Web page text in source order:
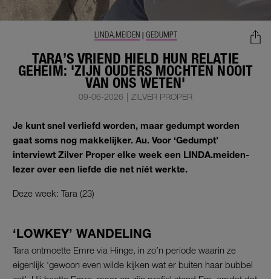
TARA’S VRIEND HIELD HUN RELATIE
GEHEIM: 'ZIJN OUDERS MOCHTEN NOOIT
VAN ONS WETEN'
LINDA.MEIDEN | GEDUMPT
09-06-2026 | ZILVER PROPER
Je kunt snel verliefd worden, maar gedumpt worden
gaat soms nog makkelijker. Au. Voor ‘Gedumpt’
interviewt Zilver Proper elke week een LINDA.meiden-
lezer over een liefde die net níét werkte.
Deze week: Tara (23)
‘LOWKEY’ WANDELING
Tara ontmoette Emre via Hinge, in zo’n periode waarin ze
eigenlijk ‘gewoon even wilde kijken wat er buiten haar bubbel